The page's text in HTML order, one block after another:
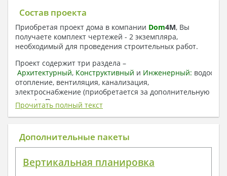
Состав проекта
Приобретая проект дома в компании Dom4M, Вы
получаете комплект чертежей - 2 экземпляра,
необходимый для проведения строительных работ.
Проект содержит три раздела –
Архитектурный, Конструктивный и Инженерный:
отопление, вентиляция, канализация,
электроснабжение (приобретается за дополнительную
плату) + Пояснительная записка.
1. Архитектурный раздел:
Общие данные по проекту
Поэтажные маркировочные планы с
Прочитать полный текст
Дополнительные пакеты
Вертикальная планировка